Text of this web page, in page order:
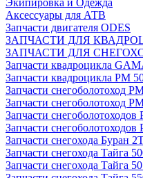
Экипировка и Одежда
Аксессуары для АТВ
Запчасти двигателя ODES
ЗАПЧАСТИ ДЛЯ
ЗАПЧАСТИ ДЛЯ
Запчасти квадроцикла
Запчасти квадроцикла РМ
Запчасти снегоболотоход
Запчасти снегоболотоход
Запчасти
Запчасти
Запчасти снегохода Буран
Запчасти снегохода Тайга
Запчасти снегохода Тайга